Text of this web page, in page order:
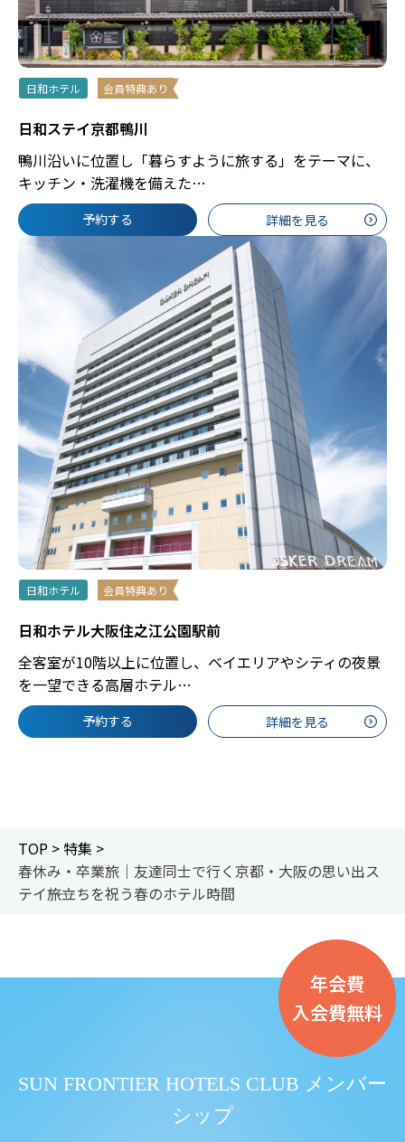
日和ホテル 会員特典あり
日和ステイ京都鴨川
鴨川沿いに位置し「暮らすように旅する」をテーマに、
キッチン・洗濯機を備えた…
予約する 詳細を見る
日和ホテル 会員特典あり
日和ホテル大阪住之江公園駅前
全客室が10階以上に位置し、ベイエリアやシティの夜景
を一望できる高層ホテル…
予約する 詳細を見る
TOP > 特集 >
春休み・卒業旅｜友達同士で行く京都・大阪の思い出ス
テイ――旅立ちを祝う春のホテル時間
年会費
入会費無料
SUN FRONTIER HOTELS CLUB メンバー
シップ